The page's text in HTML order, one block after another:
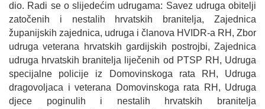
dio. Radi se o slijedećim udrugama: Savez udruga obitelji
zatočenih i nestalih hrvatskih branitelja, Zajednica
županijskih zajednica, udruga i članova HVIDR-a RH, Zbor
udruga veterana hrvatskih gardijskih postrojbi, Zajednica
udruga hrvatskih branitelja liječenih od PTSP RH, Udruga
specijalne policije iz Domovinskoga rata RH, Udruga
dragovoljaca i veterana Domovinskoga rata RH, Udruga
djece poginulih i nestalih hrvatskih branitelja